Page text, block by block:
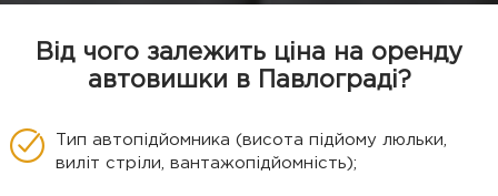
Від чого залежить ціна на оренду
автовишки в Павлограді?
Тип автопідйомника (висота підйому люльки,
виліт стріли, вантажопідйомність);